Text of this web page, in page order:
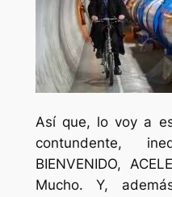
Así que, lo voy a
contundente,
BIENVENIDO,
Mucho. Y,